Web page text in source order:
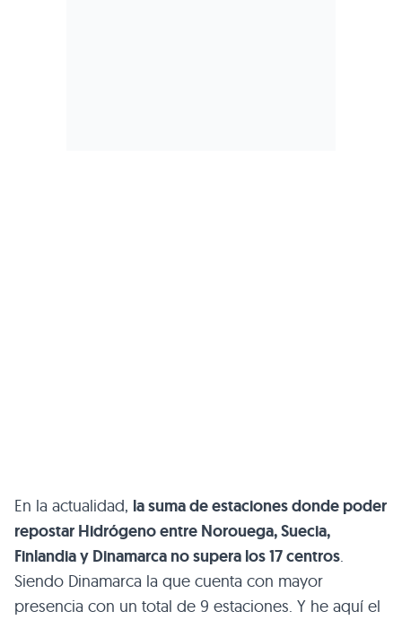
En la actualidad, la suma de estaciones donde poder
repostar Hidrógeno entre Norouega, Suecia,
Finlandia y Dinamarca no supera los 17 centros.
Siendo Dinamarca la que cuenta con mayor
presencia con un total de 9 estaciones. Y he aquí el